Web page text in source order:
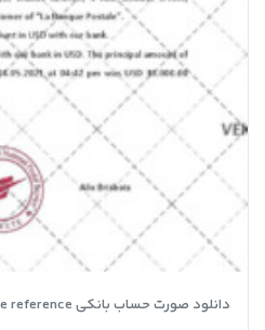
دانلود صورت حساب بانکی La Banque reference فراسه